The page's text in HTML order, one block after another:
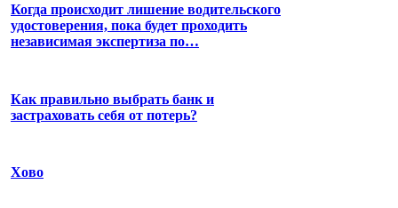
Когда происходит лишение водительского
удостоверения, пока будет проходить
независимая экспертиза по…
Как правильно выбрать банк и
застраховать себя от потерь?
Хово